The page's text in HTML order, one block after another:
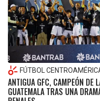
FÚTBOL
ANTIGUA GFC, CAMPEÓN DE
GUATEMALA TRAS UNA